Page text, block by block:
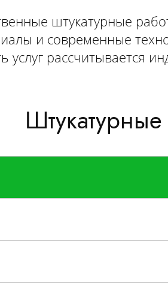
штукатурные
и современные
услуг рассчитывается